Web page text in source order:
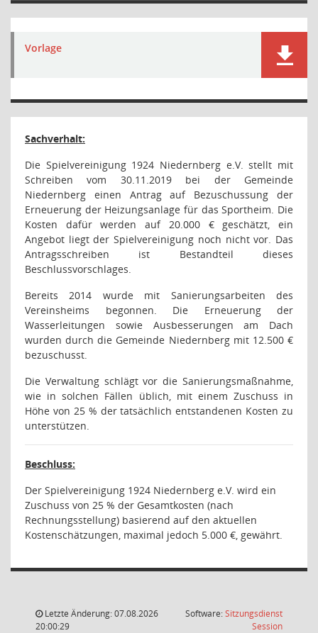
Vorlage
Sachverhalt:
Die Spielvereinigung 1924 Niedernberg e.V. stellt mit
Schreiben vom 30.11.2019 bei der Gemeinde
Niedernberg einen Antrag auf Bezuschussung der
Erneuerung der Heizungsanlage für das Sportheim. Die
Kosten dafür werden auf 20.000 € geschätzt, ein
Angebot liegt der Spielvereinigung noch nicht vor. Das
Antragsschreiben ist Bestandteil dieses
Beschlussvorschlages.
Bereits 2014 wurde mit Sanierungsarbeiten des
Vereinsheims begonnen. Die Erneuerung der
Wasserleitungen sowie Ausbesserungen am Dach
wurden durch die Gemeinde Niedernberg mit 12.500 €
bezuschusst.
Die Verwaltung schlägt vor die Sanierungsmaßnahme,
wie in solchen Fällen üblich, mit einem Zuschuss in
Höhe von 25 % der tatsächlich entstandenen Kosten zu
unterstützen.
Beschluss:
Der Spielvereinigung 1924 Niedernberg e.V. wird ein
Zuschuss von 25 % der Gesamtkosten (nach
Rechnungsstellung) basierend auf den aktuellen
Kostenschätzungen, maximal jedoch 5.000 €, gewährt.
Letzte Änderung: 07.08.2026
20:00:29
Software:Sitzungsdienst
Session(Wird in